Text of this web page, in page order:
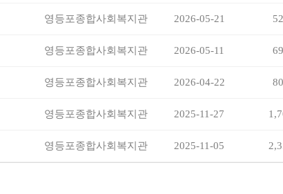
영등포종합사회복지관 2026-05-21
영등포종합사회복지관 2026-05-11
영등포종합사회복지관 2026-04-22
영등포종합사회복지관 2025-11-27
영등포종합사회복지관 2025-11-05